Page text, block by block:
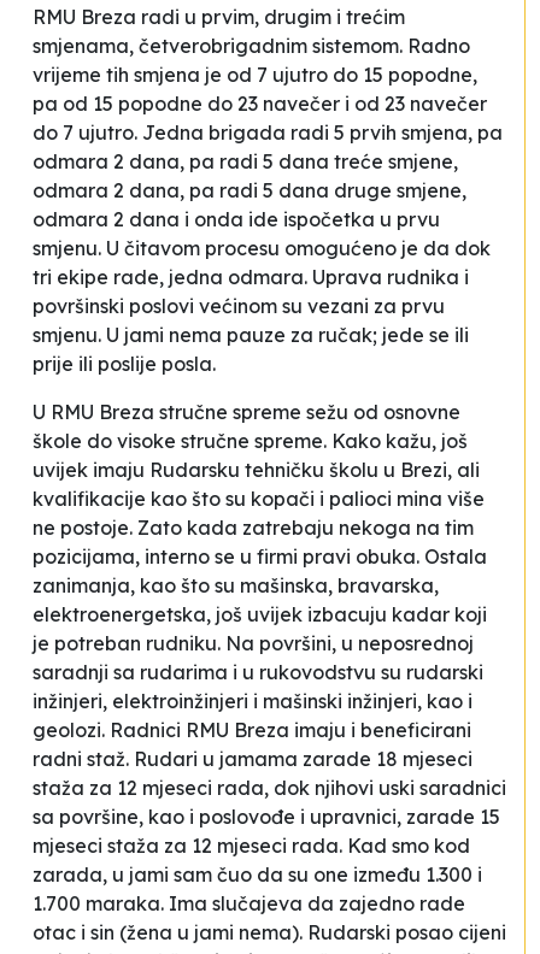
RMU Breza radi u prvim, drugim i trećim
smjenama, četverobrigadnim sistemom. Radno
vrijeme tih smjena je od 7 ujutro do 15 popodne,
pa od 15 popodne do 23 navečer i od 23 navečer
do 7 ujutro. Jedna brigada radi 5 prvih smjena, pa
odmara 2 dana, pa radi 5 dana treće smjene,
odmara 2 dana, pa radi 5 dana druge smjene,
odmara 2 dana i onda ide ispočetka u prvu
smjenu. U čitavom procesu omogućeno je da dok
tri ekipe rade, jedna odmara. Uprava rudnika i
površinski poslovi većinom su vezani za prvu
smjenu. U jami nema pauze za ručak; jede se ili
prije ili poslije posla.
U RMU Breza stručne spreme sežu od osnovne
škole do visoke stručne spreme. Kako kažu, još
uvijek imaju Rudarsku tehničku školu u Brezi, ali
kvalifikacije kao što su kopači i palioci mina više
ne postoje. Zato kada zatrebaju nekoga na tim
pozicijama, interno se u firmi pravi obuka. Ostala
zanimanja, kao što su mašinska, bravarska,
elektroenergetska, još uvijek izbacuju kadar koji
je potreban rudniku. Na površini, u neposrednoj
saradnji sa rudarima i u rukovodstvu su rudarski
inžinjeri, elektroinžinjeri i mašinski inžinjeri, kao i
geolozi. Radnici RMU Breza imaju i beneficirani
radni staž. Rudari u jamama zarade 18 mjeseci
staža za 12 mjeseci rada, dok njihovi uski saradnici
sa površine, kao i poslovođe i upravnici, zarade 15
mjeseci staža za 12 mjeseci rada. Kad smo kod
zarada, u jami sam čuo da su one između 1.300 i
1.700 maraka. Ima slučajeva da zajedno rade
otac i sin (žena u jami nema). Rudarski posao cijeni